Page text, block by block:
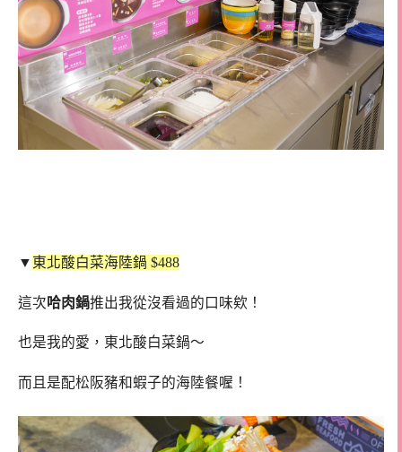
▼ 東北酸白菜海陸鍋 $488
這次哈肉鍋推出我從沒看過的口味欸！
也是我的愛，東北酸白菜鍋～
而且是配松阪豬和蝦子的海陸餐喔！